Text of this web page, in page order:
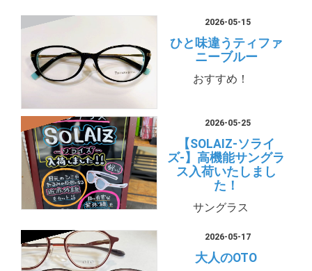
2026-05-15
ひと味違うティファ
ニーブルー
おすすめ！
2026-05-25
【SOLAIZ-ソライ
ズ-】高機能サングラ
ス入荷いたしまし
た！
サングラス
2026-05-17
大人のOTO